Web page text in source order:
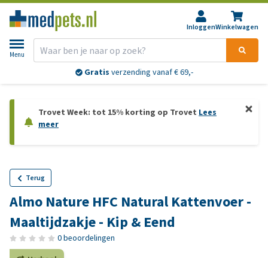
InloggenWinkelwagen
Menu
Gratis verzending vanaf € 69,-
Trovet Week: tot 15% korting op Trovet Lees
meer
Terug
Almo Nature HFC Natural Kattenvoer -
Maaltijdzakje - Kip & Eend
0 beoordelingen